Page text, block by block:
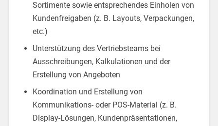
Sortimente sowie entsprechendes Einholen von
Kundenfreigaben (z. B. Layouts, Verpackungen,
etc.)
Unterstützung des Vertriebsteams bei
Ausschreibungen, Kalkulationen und der
Erstellung von Angeboten
Koordination und Erstellung von
Kommunikations- oder POS-Material (z. B.
Display-Lösungen, Kundenpräsentationen,